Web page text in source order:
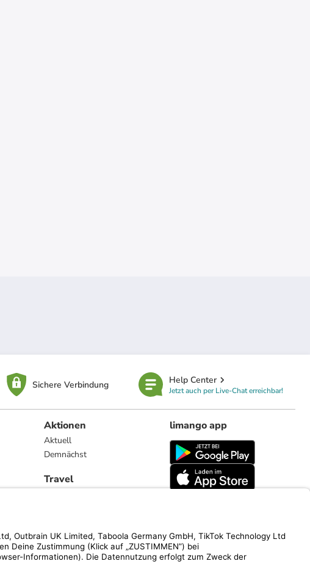
Sichere Verbindung Help Center
Jetzt auch per Live-Chat erreichbar!
Aktionen
Aktuell
Demnächst
Travel
limango app